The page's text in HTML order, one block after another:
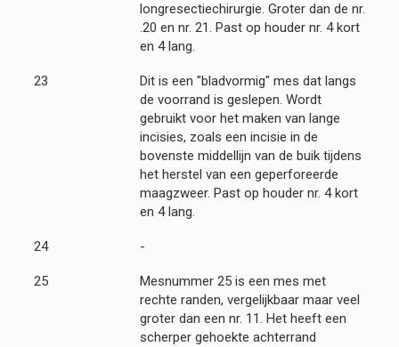
longresectiechirurgie. Groter dan de nr.
.20 en nr. 21. Past op houder nr. 4 kort
en 4 lang.
23
Dit is een "bladvormig" mes dat langs
de voorrand is geslepen. Wordt
gebruikt voor het maken van lange
incisies, zoals een incisie in de
bovenste middellijn van de buik tijdens
het herstel van een geperforeerde
maagzweer. Past op houder nr. 4 kort
en 4 lang.
24 -
25
Mesnummer 25 is een mes met
rechte randen, vergelijkbaar maar veel
groter dan een nr. 11. Het heeft een
scherper gehoekte achterrand